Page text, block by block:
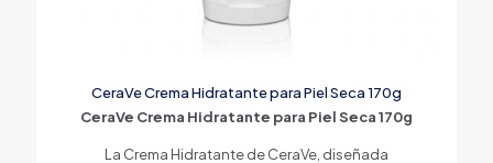
CeraVe Crema Hidratante para Piel Seca 170g
CeraVe Crema Hidratante para Piel Seca 170g
La Crema Hidratante de CeraVe, diseñada